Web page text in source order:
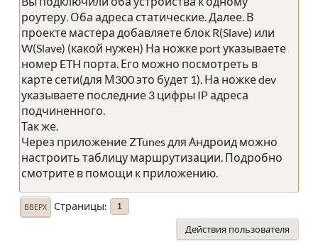
роутеру. Оба адреса статические. Далее. В
проекте мастера добавляете блок R(Slave) или
W(Slave) (какой нужен) На ножке port указываете
номер ETH порта. Его можно посмотреть в
карте сети(для М300 это будет 1). На ножке dev
указываете последние 3 цифры IP адреса
подчиненного.
Так же.
Через приложение ZTunes для Андроид можно
настроить таблицу маршрутизации. Подробно
смотрите в помощи к приложению.
ВВЕРХ Страницы 1
Действия пользователя